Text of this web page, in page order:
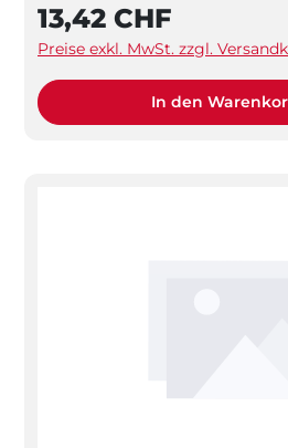
13,42 CHF
Preise exkl. MwSt. zzgl.
In den